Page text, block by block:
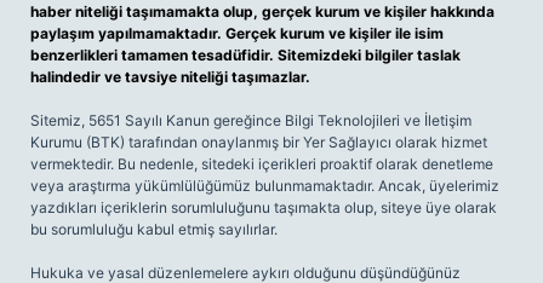
haber niteliği taşımamakta olup, gerçek kurum ve kişiler hakkında
paylaşım yapılmamaktadır. Gerçek kurum ve kişiler ile isim
benzerlikleri tamamen tesadüfidir. Sitemizdeki bilgiler taslak
halindedir ve tavsiye niteliği taşımazlar.
Sitemiz, 5651 Sayılı Kanun gereğince Bilgi Teknolojileri ve İletişim
Kurumu (BTK) tarafından onaylanmış bir Yer Sağlayıcı olarak hizmet
vermektedir. Bu nedenle, sitedeki içerikleri proaktif olarak denetleme
veya araştırma yükümlülüğümüz bulunmamaktadır. Ancak, üyelerimiz
yazdıkları içeriklerin sorumluluğunu taşımakta olup, siteye üye olarak
bu sorumluluğu kabul etmiş sayılırlar.
Hukuka ve yasal düzenlemelere aykırı olduğunu düşündüğünüz